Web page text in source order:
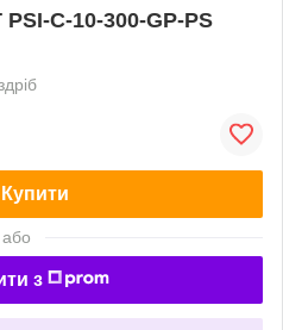
C-10-300-GP-PS
Купити
або
з